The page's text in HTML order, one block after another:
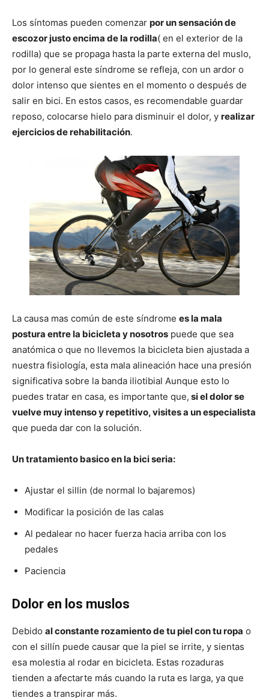
Los síntomas pueden comenzar por un sensación de
escozor justo encima de la rodilla( en el exterior de la
rodilla) que se propaga hasta la parte externa del muslo,
por lo general este síndrome se refleja, con un ardor o
dolor intenso que sientes en el momento o después de
salir en bici. En estos casos, es recomendable guardar
reposo, colocarse hielo para disminuir el dolor, y realizar
ejercicios de rehabilitación.
La causa mas común de este síndrome es la mala
postura entre la bicicleta y nosotros puede que sea
anatómica o que no llevemos la bicicleta bien ajustada a
nuestra fisiología, esta mala alineación hace una presión
significativa sobre la banda iliotibial Aunque esto lo
puedes tratar en casa, es importante que, si el dolor se
vuelve muy intenso y repetitivo, visites a un especialista
que pueda dar con la solución.
Un tratamiento basico en la bici seria:
Ajustar el sillin (de normal lo bajaremos)
Modificar la posición de las calas
Al pedalear no hacer fuerza hacia arriba con los
pedales
Paciencia
Dolor en los muslos
Debido al constante rozamiento de tu piel con tu ropa o
con el sillín puede causar que la piel se irrite, y sientas
esa molestia al rodar en bicicleta. Estas rozaduras
tienden a afectarte más cuando la ruta es larga, ya que
tiendes a transpirar más.